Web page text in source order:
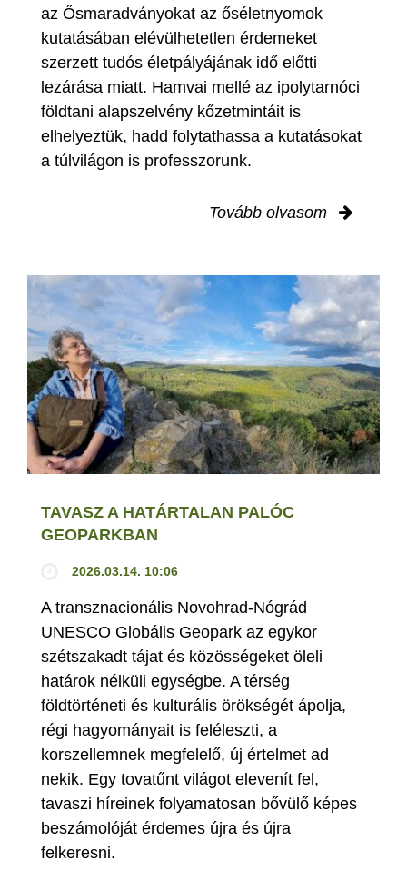
az Ősmaradványokat az őséletnyomok
kutatásában elévülhetetlen érdemeket
szerzett tudós életpályájának idő előtti
lezárása miatt. Hamvai mellé az ipolytarnóci
földtani alapszelvény kőzetmintáit is
elhelyeztük, hadd folytathassa a kutatásokat
a túlvilágon is professzorunk.
Tovább olvasom
TAVASZ A HATÁRTALAN PALÓC
GEOPARKBAN
2026.03.14. 10:06
A transznacionális Novohrad-Nógrád
UNESCO Globális Geopark az egykor
szétszakadt tájat és közösségeket öleli
határok nélküli egységbe. A térség
földtörténeti és kulturális örökségét ápolja,
régi hagyományait is feléleszti, a
korszellemnek megfelelő, új értelmet ad
nekik. Egy tovatűnt világot elevenít fel,
tavaszi híreinek folyamatosan bővülő képes
beszámolóját érdemes újra és újra
felkeresni.